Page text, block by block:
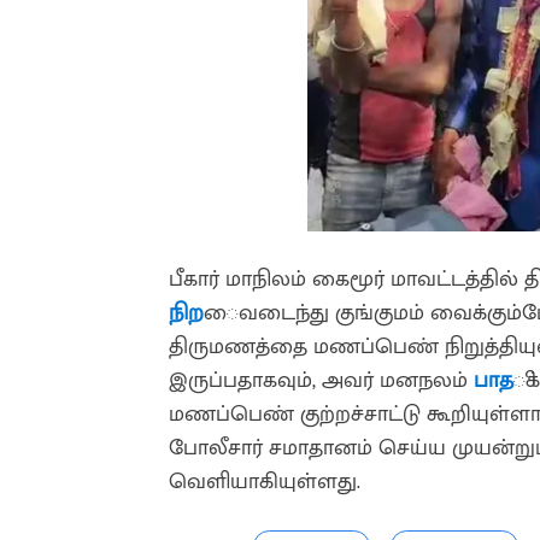
பீகார் மாநிலம் கைமூர் மாவட்டத்தில்
நிறைவடைந்து குங்குமம்
திருமணத்தை மணப்பெண்
இருப்பதாகவும், அவர் மனநலம் பாத
மணப்பெண் குற்றச்சாட்டு
போலீசார் சமாதானம் செய்ய
வெளியாகியுள்ளது.